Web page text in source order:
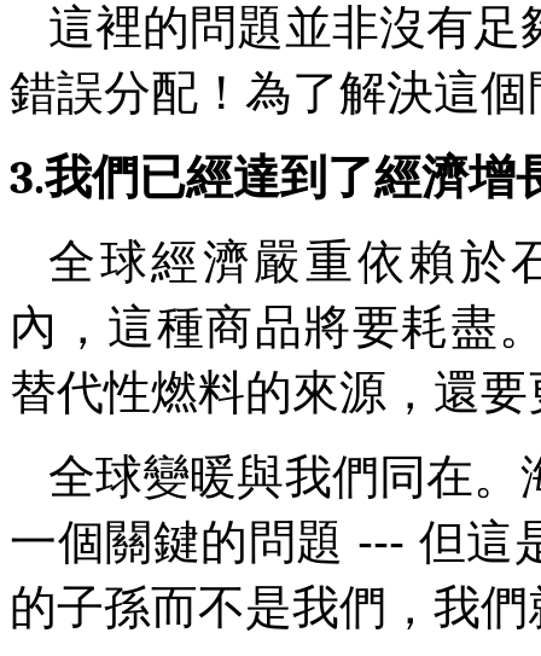
這裡的問題並非沒有
錯誤分配！為了解決這
3.我們已經達到了經濟增
全球經濟嚴重依賴於
內，這種商品將要耗盡
替代性燃料的來源，還
全球變暖與我們同在
一個關鍵的問題 --- 但這
的子孫而不是我們，我